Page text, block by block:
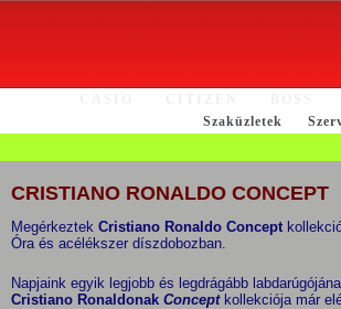
Szaküzletek
CRISTIANO RONALDO CONCEPT
Megérkeztek Cristiano Ronaldo Concept
Óra és acélékszer díszdobozban.
Napjaink egyik legjobb és legdrágább
Cristiano Ronaldonak Conceptkollekciója már